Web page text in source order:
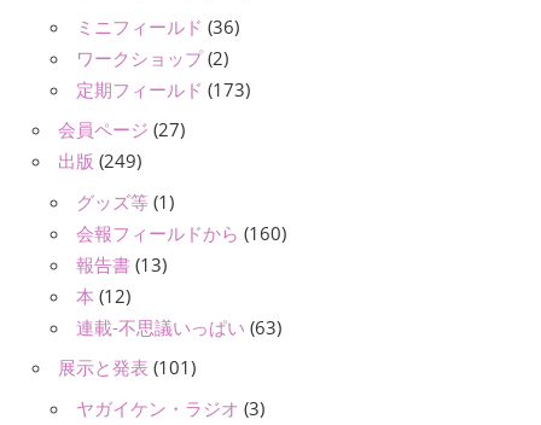
ミニフィールド (36)
ワークショップ(2)
定期フィールド (173)
会員ページ (27)
出版 (249)
グッズ等 (1)
会報フィールドから (160)
報告書 (13)
本 (12)
連載-不思議いっぱい (63)
展示と発表 (101)
ヤガイケン・ラジオ (3)